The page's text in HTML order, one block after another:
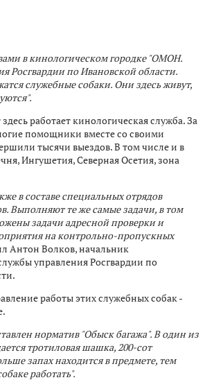
в кинологическом городке "ОМОН.
Росгвардии по Ивановской области.
служебные собаки. Они здесь живут,
работает кинологическая служба. За
помощники вместе со своими
тысячи выездов. В том числе и в
Ингушетия, Северная Осетия, зона
в составе специальных отрядов
Выполняют те же самые задачи, в том
задачи адресной проверки и
на контрольно-пропускных
Антон Волков, начальник
управления Росгвардии по
работы этих служебных собак -
норматив "Обыск багажа". В один из
тротиловая шашка, 200-сот
запах находится в предмете, тем
работать".